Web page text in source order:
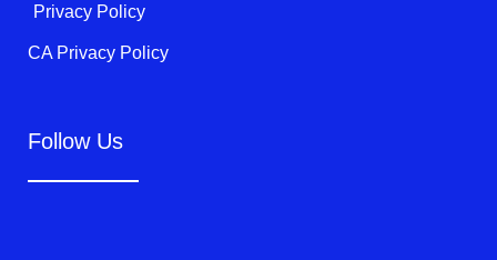
Privacy Policy
CA Privacy Policy
Follow Us